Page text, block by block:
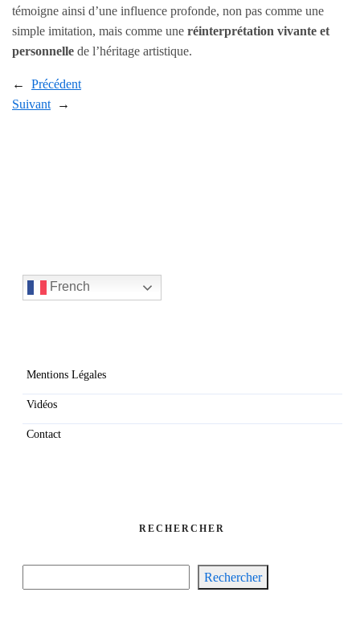
témoigne ainsi d’une influence profonde, non pas comme une
simple imitation, mais comme une réinterprétation vivante et
personnelle de l’héritage artistique.
←
Précédent
Suivant
→
French
Mentions Légales
Vidéos
Contact
RECHERCHER
Rechercher